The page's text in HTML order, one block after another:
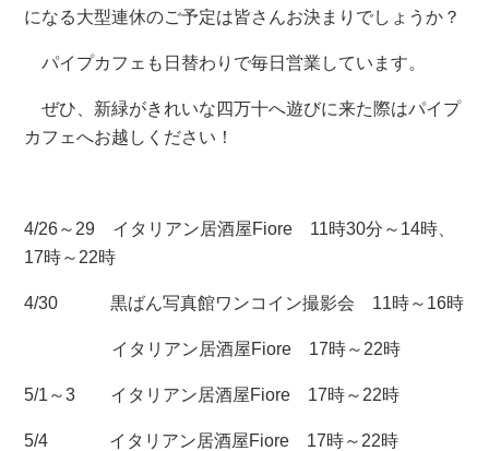
になる大型連休のご予定は皆さんお決まりでしょうか？
パイプカフェも日替わりで毎日営業しています。
ぜひ、新緑がきれいな四万十へ遊びに来た際はパイプ
カフェへお越しください！
4/26～29 イタリアン居酒屋Fiore 11時30分～14時、
17時～22時
4/30 黒ばん写真館ワンコイン撮影会 11時～16時
イタリアン居酒屋Fiore 17時～22時
5/1～3 イタリアン居酒屋Fiore 17時～22時
5/4 イタリアン居酒屋Fiore 17時～22時